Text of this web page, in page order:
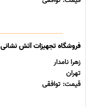
فروشگاه تجهیزات آتش نشانی
زهرا نامدار
تهران
قیمت: توافقی